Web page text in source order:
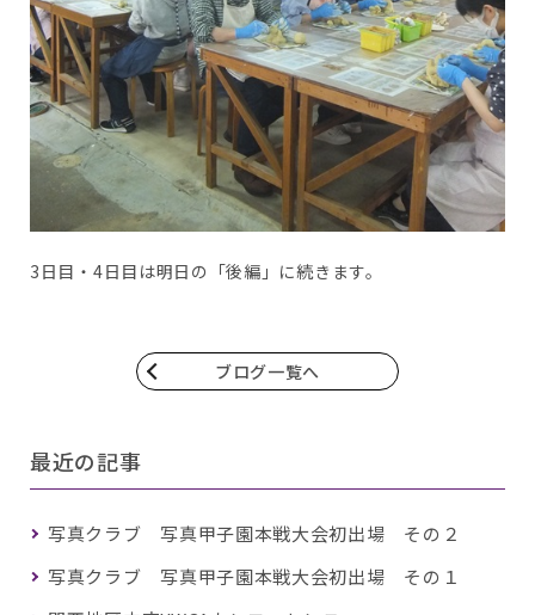
3日目・4日目は明日の「後編」に続きます。
ブログ一覧へ
最近の記事
写真クラブ 写真甲子園本戦大会初出場 その２
写真クラブ 写真甲子園本戦大会初出場 その１